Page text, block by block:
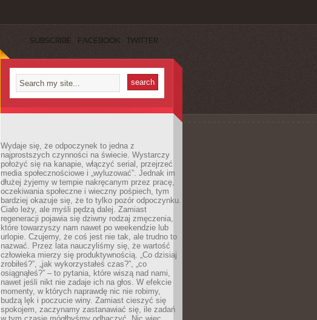
SUBSCRIBE FACEBOOK TWITTER
Wydaje się, że odpoczynek to jedna z
najprostszych czynności na świecie. Wystarczy
położyć się na kanapie, włączyć serial, przejrzeć
media społecznościowe i „wyluzować”. Jednak im
dłużej żyjemy w tempie nakręcanym przez pracę,
oczekiwania społeczne i wieczny pośpiech, tym
bardziej okazuje się, że to tylko pozór odpoczynku.
Ciało leży, ale myśli pędzą dalej. Zamiast
regeneracji pojawia się dziwny rodzaj zmęczenia,
które towarzyszy nam nawet po weekendzie lub
urlopie. Czujemy, że coś jest nie tak, ale trudno to
nazwać. Przez lata nauczyliśmy się, że wartość
człowieka mierzy się produktywnością. „Co dzisiaj
zrobiłeś?”, „jak wykorzystałeś czas?”, „co
osiągnąłeś?” – to pytania, które wiszą nad nami,
nawet jeśli nikt nie zadaje ich na głos. W efekcie
momenty, w których naprawdę nic nie robimy,
budzą lęk i poczucie winy. Zamiast cieszyć się
spokojem, zaczynamy zastanawiać się, ile zadań